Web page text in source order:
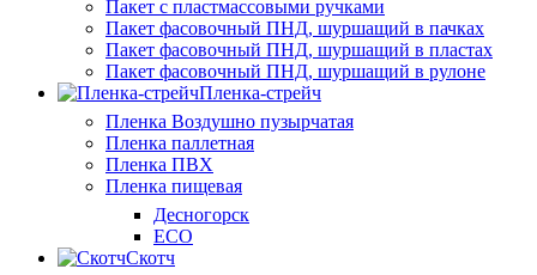
Пакет с пластмассовыми ручками
Пакет фасовочный ПНД, шуршащий в пачках
Пакет фасовочный ПНД, шуршащий в пластах
Пакет фасовочный ПНД, шуршащий в рулоне
Пленка-стрейч
Пленка Воздушно пузырчатая
Пленка паллетная
Пленка ПВХ
Пленка пищевая
Десногорск
ECO
Скотч